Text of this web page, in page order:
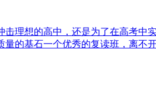
理想的高中，还是为了在高考
的基石一个优秀的复读班，离不